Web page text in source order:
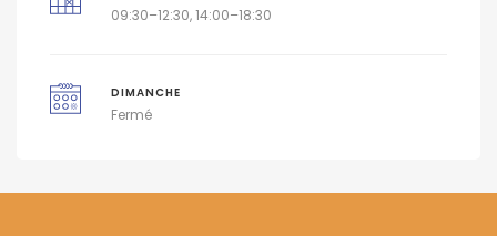
09:30–12:30, 14:00–18:30
DIMANCHE
Fermé